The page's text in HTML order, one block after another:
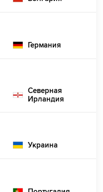
Германия
Северная
Ирландия
Украина